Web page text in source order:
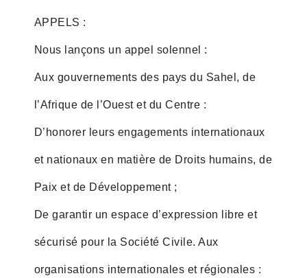
APPELS :
Nous lançons un appel solennel :
Aux gouvernements des pays du Sahel, de
l’Afrique de l’Ouest et du Centre :
D’honorer leurs engagements internationaux
et nationaux en matière de Droits humains, de
Paix et de Développement ;
De garantir un espace d’expression libre et
sécurisé pour la Société Civile. Aux
organisations internationales et régionales :